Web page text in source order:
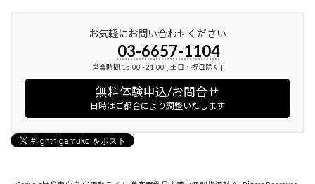
お気軽にお問い合わせください
03-6657-1104
営業時間 15:00 - 21:00 [ 土日・祝日除く ]
無料体験申込/お問合せ
日時はご都合により調整いたします